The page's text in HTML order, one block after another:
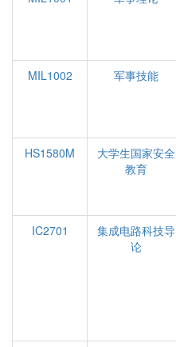
MIL1002
军事技能
HS1580M
大学生国家安全
教育
IC2701
集成电路科技导
论